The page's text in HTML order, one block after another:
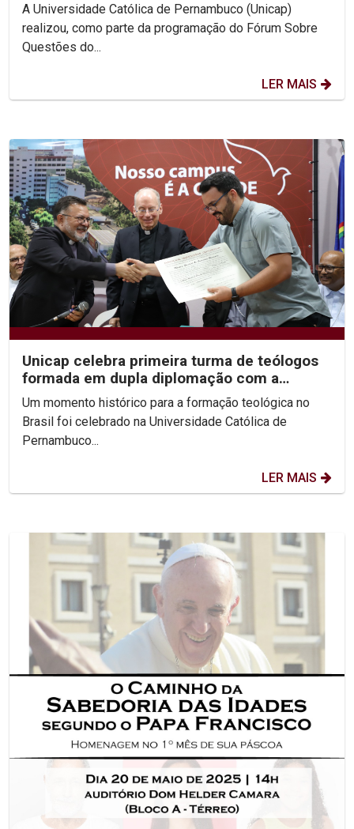
A Universidade Católica de Pernambuco (Unicap)
realizou, como parte da programação do Fórum Sobre
Questões do...
LER MAIS
Unicap celebra primeira turma de teólogos
formada em dupla diplomação com a
Pontifícia...
Um momento histórico para a formação teológica no
Brasil foi celebrado na Universidade Católica de
Pernambuco...
LER MAIS